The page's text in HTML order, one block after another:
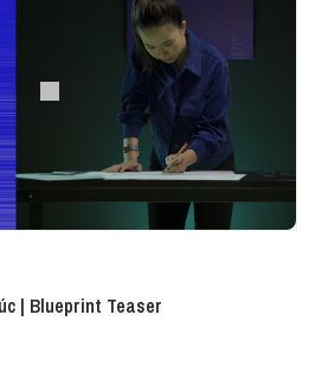
| Blueprint Teaser